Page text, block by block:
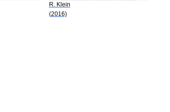
R. Klein
(2016)